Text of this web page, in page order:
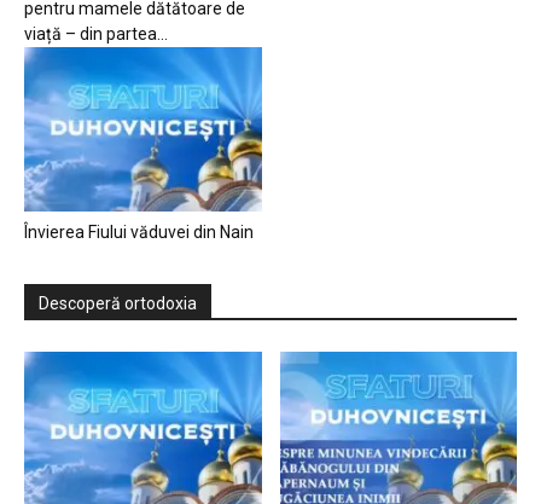
pentru mamele dătătoare de
viață – din partea...
Învierea Fiului văduvei din Nain
Descoperă ortodoxia